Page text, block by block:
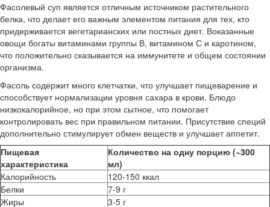
Фасолевый суп является отличным источником растительного
белка, что делает его важным элементом питания для тех, кто
придерживается вегетарианских или постных диет. Воказанные
овощи богаты витаминами группы В, витамином С и каротином,
что положительно сказывается на иммунитете и общем состоянии
организма.
Фасоль содержит много клетчатки, что улучшает пищеварение и
способствует нормализации уровня сахара в крови. Блюдо
низкокалорийное, но при этом сытное, что помогает
контролировать вес при правильном питании. Присутствие специй
дополнительно стимулирует обмен веществ и улучшает аппетит.
Пищевая
характеристика
Количество на одну порцию (~300
мл)
Калорийность
120-150 ккал
Белки
7-9 г
Жиры
3-5 г